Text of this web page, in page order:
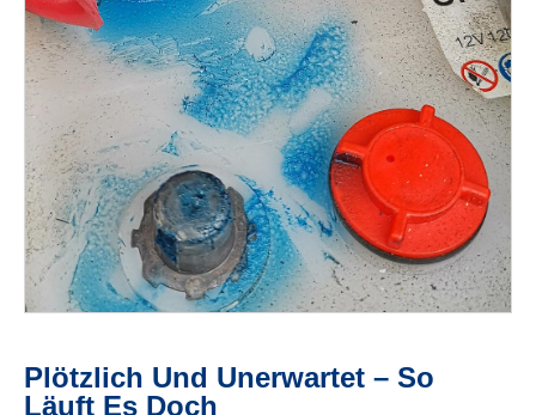
Plötzlich Und Unerwartet – So
Läuft Es Doch